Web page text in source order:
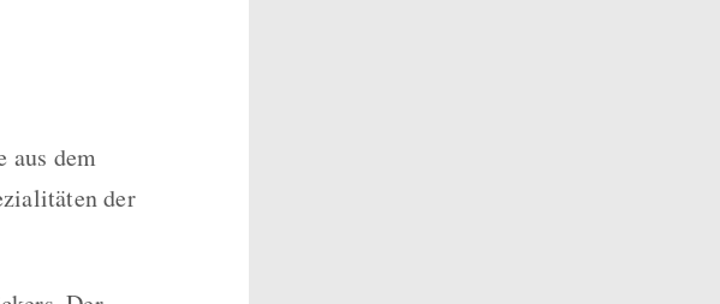
aus dem
der